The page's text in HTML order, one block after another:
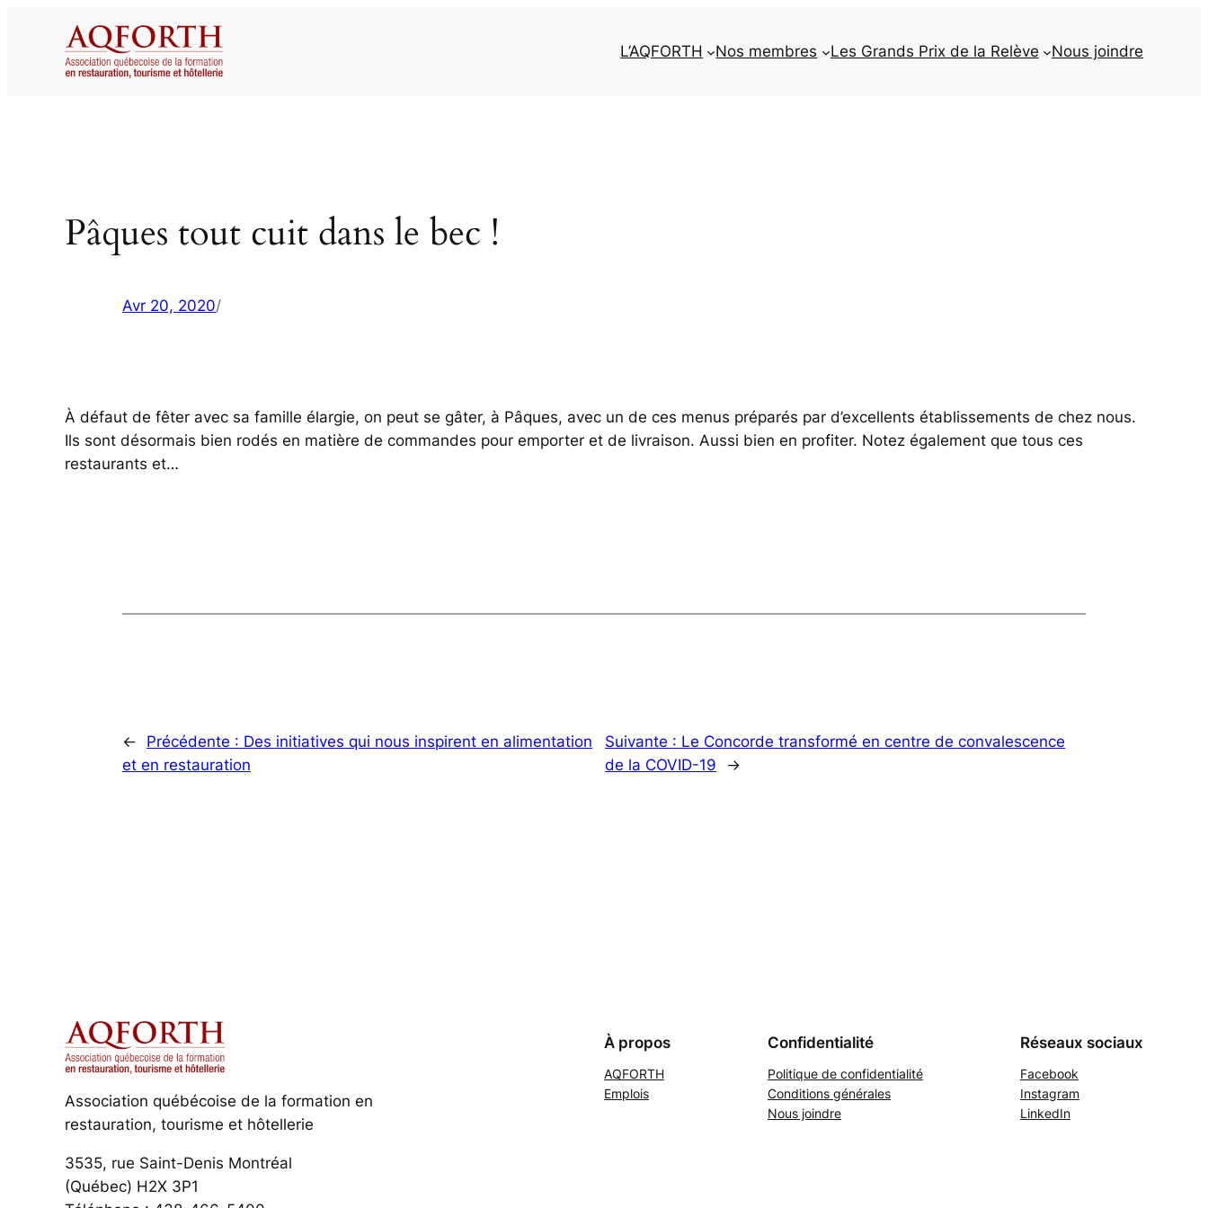
L’AQFORTH Nos membres Les Grands Prix de la Relève Nous joindre
Pâques tout cuit dans le bec !
Avr 20, 2020/
À défaut de fêter avec sa famille élargie, on peut se gâter, à Pâques, avec un de ces menus préparés par d’excellents établissements de chez nous.
Ils sont désormais bien rodés en matière de commandes pour emporter et de livraison. Aussi bien en profiter. Notez également que tous ces
restaurants et…
← Précédente : Des initiatives qui nous inspirent en alimentation
et en restauration
Suivante : Le Concorde transformé en centre de convalescence
de la COVID-19
→
Association québécoise de la formation en
restauration, tourisme et hôtellerie
3535, rue Saint-Denis Montréal
(Québec) H2X 3P1
À propos
AQFORTH
Emplois
Confidentialité
Politique de confidentialité
Conditions générales
Nous joindre
Réseaux sociaux
Facebook
Instagram
LinkedIn